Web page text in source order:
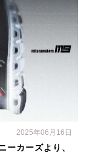
2025年06月16日
ーカーズより、